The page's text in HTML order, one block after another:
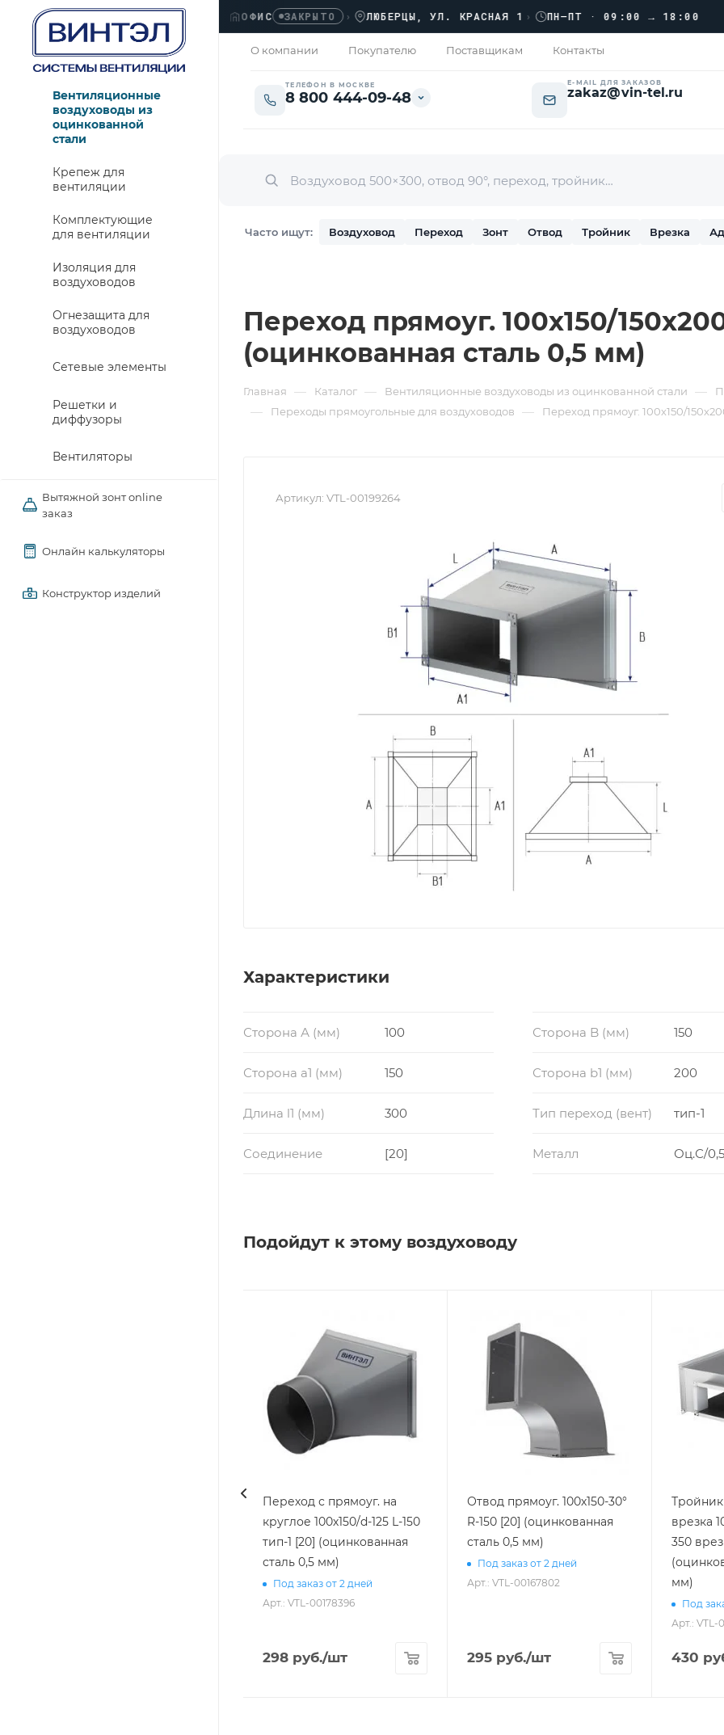
ОФИС ЗАКРЫТО › ЛЮБЕРЦЫ, УЛ. КРАСНАЯ 1› ПН–ПТ · 09:00 → 18:00 ›››
О компании Покупателю Поставщикам Контакты
ТЕЛЕФОН В МОСКВЕ
8 800 444-09-48
E-MAIL ДЛЯ ЗАКАЗОВ
zakaz@vin-tel.ru
Часто ищут: Воздуховод Переход Зонт Отвод Тройник Врезка
Вентиляционные
воздуховоды из
оцинкованной
стали
Крепеж для
вентиляции
Комплектующие
для вентиляции
Изоляция для
воздуховодов
Огнезащита для
воздуховодов
Сетевые элементы
Решетки и
диффузоры
Вентиляторы
Вытяжной зонт online
заказ
Онлайн калькуляторы
Конструктор изделий
Переход прямоуг. 100х150/
(оцинкованная сталь 0,5 мм)
Главная — Каталог — Вентиляционные воздуховоды из оцинкованной стали —
— Переходы прямоугольные для воздуховодов — Переход прямоуг. 100х150/
Артикул: VTL-00199264
Характеристики
Сторона А (мм) 100 Сторона B (мм) 150
Сторона a1 (мм) 150 Сторона b1 (мм) 200
Длина l1 (мм) 300 Тип переход (вент) тип-1
Соединение [20] Металл Оц.С/
Подойдут к этому воздуховоду
Переход с прямоуг. на
круглое 100х150/d-125 L-150
тип-1 [20] (оцинкованная
сталь 0,5 мм)
Под заказ от 2 дней
Арт.: VTL-00178396
298 руб./шт
Отвод прямоуг. 100х150-30°
R-150 [20] (оцинкованная
сталь 0,5 мм)
Под заказ от 2 дней
Арт.: VTL-00167802
295 руб./шт
Тройник
врезка
350 врезка l1-100 [20]
мм)
Под
Арт.: VTL-
430